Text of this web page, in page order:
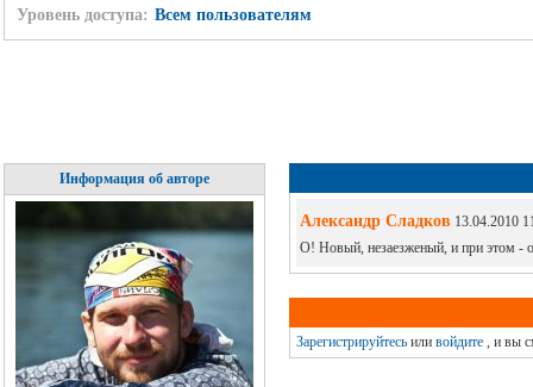
Уровень доступа: Всем пользователям
Информация об авторе
Александр Сладков 13.04.2010
О! Новый, незаезженый, и при этом -
Зарегистрируйтесьили войдите, и вы